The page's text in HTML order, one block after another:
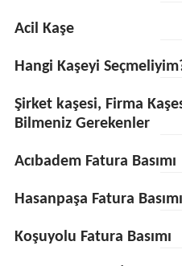
Acil Kaşe
Hangi Kaşeyi
Şirket kaşesi, Firma
Bilmeniz Gerekenler
Acıbadem Fatura Basımı
Hasanpaşa Fatura Basımı
Koşuyolu Fatura Basımı